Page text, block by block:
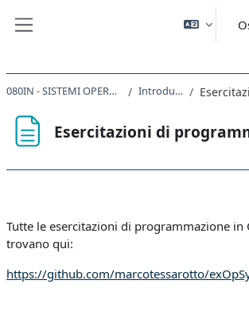
080IN - SISTEMI OPERATIVI 2020 Introduzione
Esercitazioni di
Tutte le esercitazioni di programmazione in
trovano qui:
https://github.com/marcotessarotto/